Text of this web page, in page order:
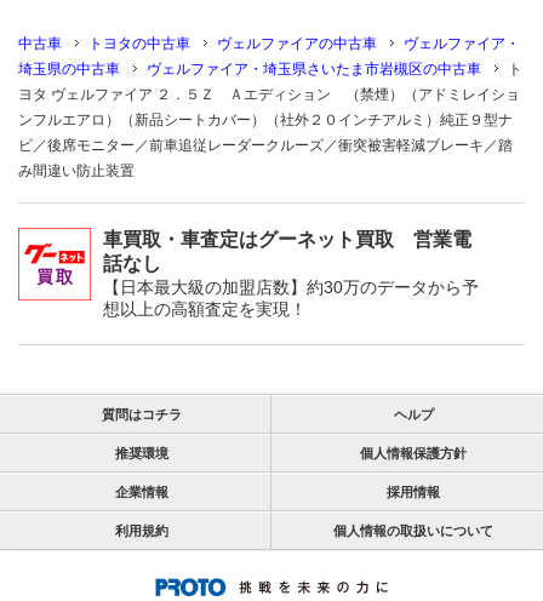
中古車 トヨタの中古車 ヴェルファイアの中古車
ヴェルファイア・
埼玉県の中古車
ヴェルファイア・埼玉県さいたま市岩槻区の中古車
ト
ヨタ ヴェルファイア ２．５Ｚ Ａエディション （禁煙）（アドミレイショ
ンフルエアロ）（新品シートカバー）（社外２０インチアルミ）純正９型ナ
ビ／後席モニター／前車追従レーダークルーズ／衝突被害軽減ブレーキ／踏
み間違い防止装置
車買取・車査定はグーネット買取 営業電
話なし
【日本最大級の加盟店数】約30万のデータから予
想以上の高額査定を実現！
質問はコチラ ヘルプ
推奨環境 個人情報保護方針
企業情報 採用情報
利用規約 個人情報の取扱いについて